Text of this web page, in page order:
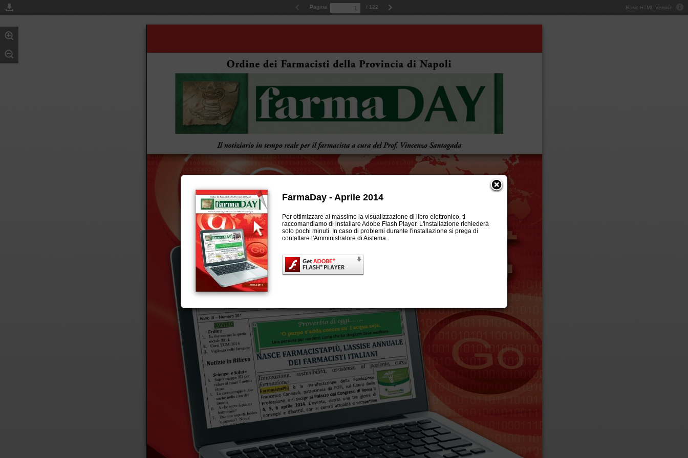
Basic HTML Version
Pagina / 122
FarmaDay - Aprile 2014
Per ottimizzare al massimo la visualizzazione di libro elettronico, ti
raccomandiamo di installare Adobe Flash Player. L'installazione richiederà
solo pochi minuti. In caso di problemi durante l'installazione si prega di
contattare l'Amministratore di Aistema.